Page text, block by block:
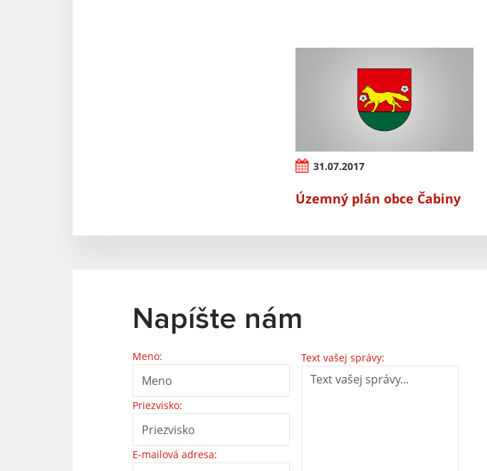
31.07.2017
Územný plán obce Čabiny
Napíšte nám
Meno:
Priezvisko:
E-mailová adresa:
Text vašej správy: